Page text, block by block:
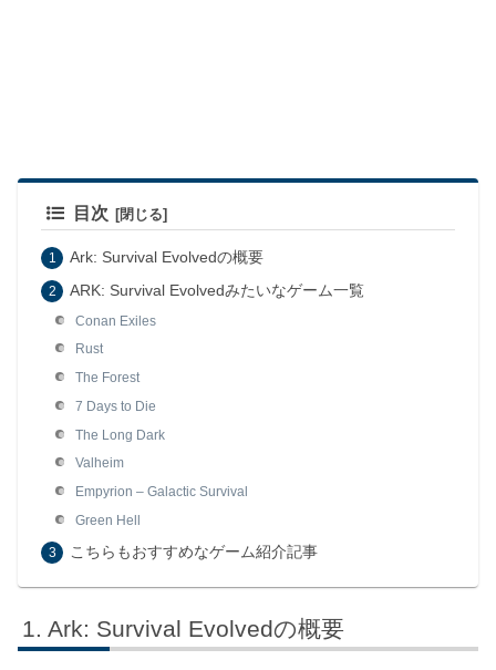
目次
Ark: Survival Evolvedの概要
ARK: Survival Evolvedみたいなゲーム一覧
Conan Exiles
Rust
The Forest
7 Days to Die
The Long Dark
Valheim
Empyrion – Galactic Survival
Green Hell
こちらもおすすめなゲーム紹介記事
Ark: Survival Evolvedの概要